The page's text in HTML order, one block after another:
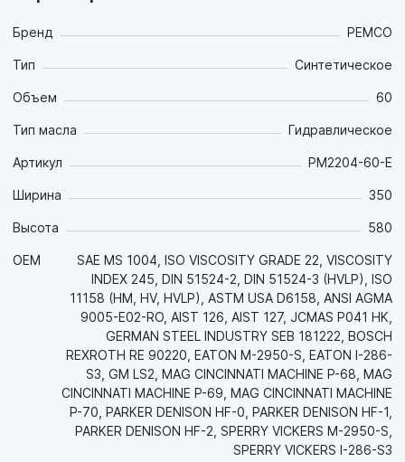
антикоррозионные и антипенные присадки и модификатор
- Благодаря превосходным низкотемпературным
свойствам способно обеспечить запуск гидросистемы в
Севера). Минимизирут простой техники в зимнее время;
широком диапазоне рабочих температур, в котором
оборудования с максимальной производительностью в
течение длительного периода времени. Обеспечивает
- Обладает отличными противоизносными свойствами,
минимизирующими износ сопряженных деталей
гидронасосов, гидрораспределителей и гидроцилиндров,
что обеспечивает их долгий срок службы и снижает
расходы на запчасти;
- Современные моюще-диспергирующие присадки
обеспечивают идеальную чистоту деталей гидросистемы,
что также защищает от износа прецизионные пары,
продлевает ресурс оборудования и повышает его
эффективность;
- Высочайшая термоокислительная и термическая
Бренд PEMCO
Тип Синтетическое
Объем 60
Тип масла Гидравлическое
Артикул PM2204-60-E
Ширина 350
Высота 580
OEM
SAE MS 1004, ISO VISCOSITY GRADE 22, VISCOSITY
INDEX 245, DIN 51524-2, DIN 51524-3 (HVLP), ISO
11158 (HM, HV, HVLP), ASTM USA D6158, ANSI AGMA
9005-E02-RO, AIST 126, AIST 127, JCMAS P041 HK,
GERMAN STEEL INDUSTRY SEB 181222, BOSCH
REXROTH RE 90220, EATON M-2950-S, EATON I-286-
S3, GM LS2, MAG CINCINNATI MACHINE P-68, MAG
CINCINNATI MACHINE P-69, MAG CINCINNATI MACHINE
P-70, PARKER DENISON HF-0, PARKER DENISON HF-1,
PARKER DENISON HF-2, SPERRY VICKERS M-2950-S,
SPERRY VICKERS I-286-S3